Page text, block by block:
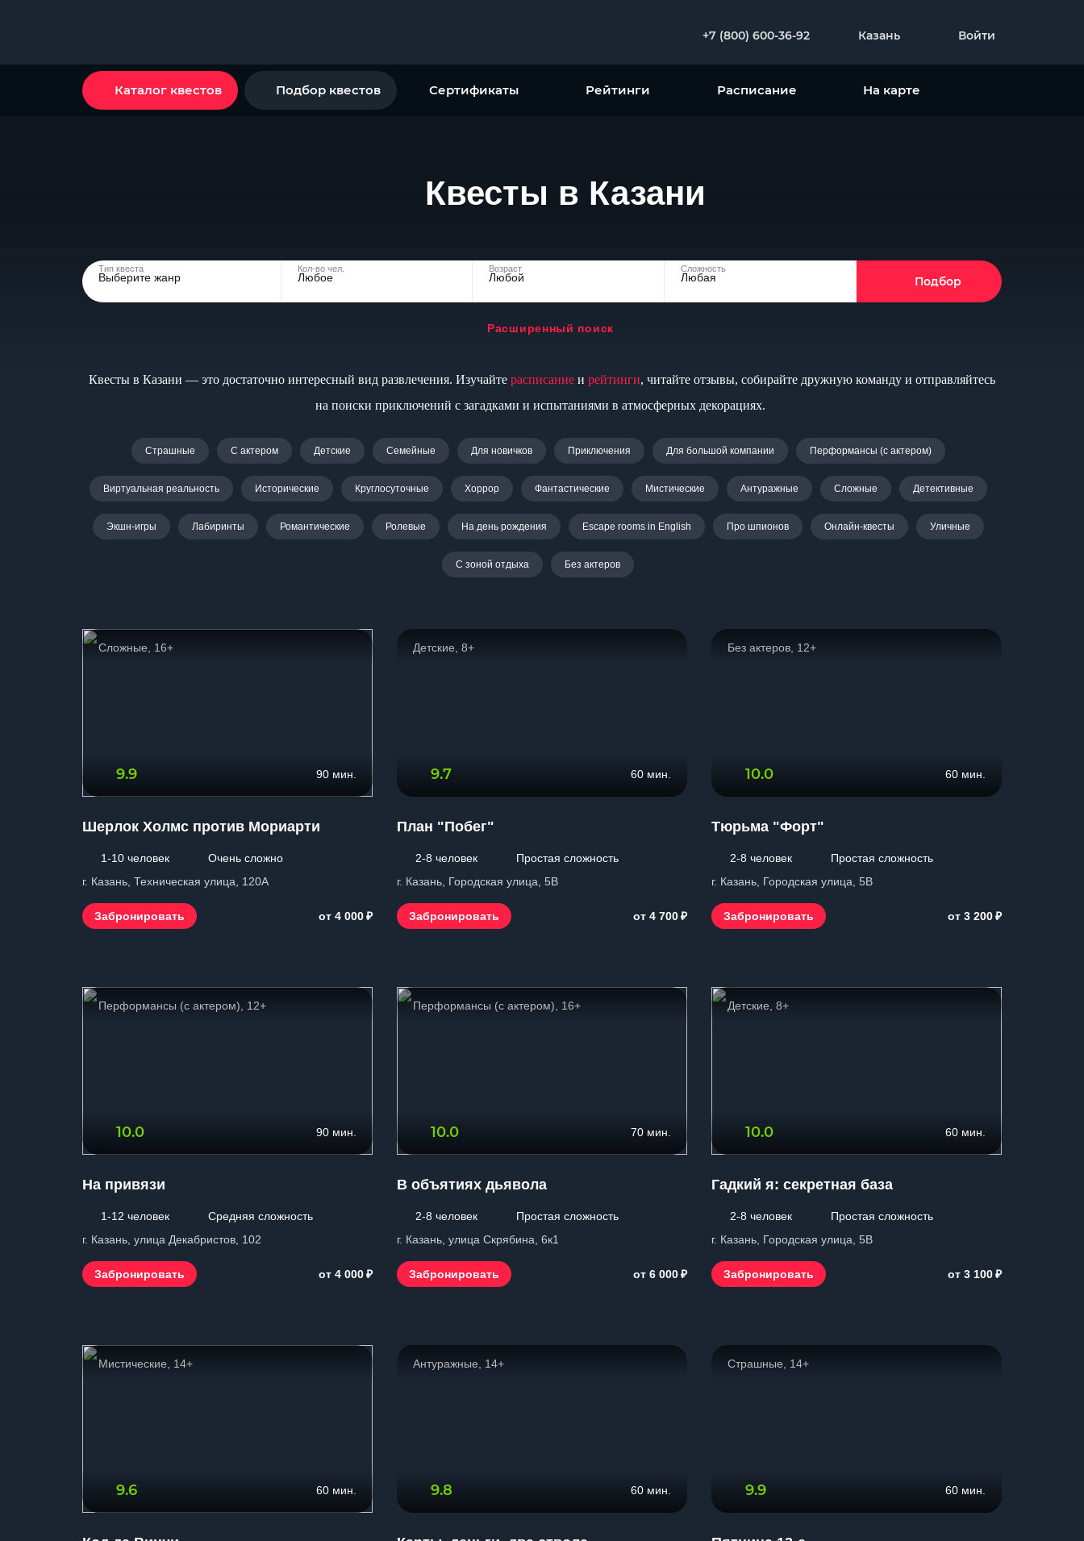
+7 (800) 600-36-92 Казань Войти
Каталог квестов Подбор квестов Сертификаты Рейтинги Расписание На карте
Квесты в Казани
Тип квеста
Выберите жанр
Кол-во чел.
Любое
Возраст
Любой
Сложность
Любая Подбор
Расширенный поиск
Квесты в Казани — это достаточно интересный вид развлечения. Изучайте расписание и рейтинги, читайте отзывы, собирайте дружную команду и отправляйтесь
на поиски приключений с загадками и испытаниями в атмосферных декорациях.
Страшные С актером Детские Семейные Для новичков Приключения Для большой компании Перформансы (с актером)
Виртуальная реальность Исторические Круглосуточные Хоррор Фантастические Мистические Антуражные Сложные Детективные
Экшн-игры Лабиринты Романтические Ролевые На день рождения Escape rooms in English Про шпионов Онлайн-квесты Уличные
С зоной отдыха Без актеров
Сложные, 16+
9.9 90 мин.
Шерлок Холмс против Мориарти
1-10 человек
Очень сложно
г. Казань, Техническая улица, 120А
Забронировать от 4 000₽
Детские, 8+
9.7 60 мин.
План "Побег"
2-8 человек
Простая сложность
г. Казань, Городская улица, 5В
Забронировать от 4 700₽
Без актеров, 12+
10.0 60 мин.
Тюрьма "Форт"
2-8 человек
Простая сложность
г. Казань, Городская улица, 5В
Забронировать от 3 200₽
Перформансы (с актером), 12+
10.0 90 мин.
На привязи
1-12 человек
Средняя сложность
г. Казань, улица Декабристов, 102
Забронировать от 4 000₽
Перформансы (с актером), 16+
10.0 70 мин.
В объятиях дьявола
2-8 человек
Простая сложность
г. Казань, улица Скрябина, 6к1
Забронировать от 6 000₽
Детские, 8+
10.0 60 мин.
Гадкий я: секретная база
2-8 человек
Простая сложность
г. Казань, Городская улица, 5В
Забронировать от 3 100₽
Мистические, 14+
9.6 60 мин.
Антуражные, 14+
9.8 60 мин.
Страшные, 14+
9.9 60 мин.